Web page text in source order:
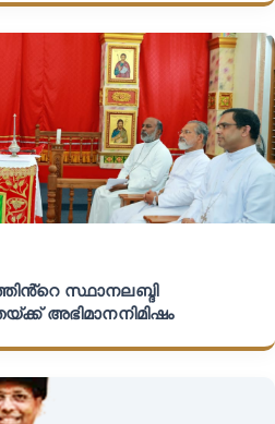
സ്ഥാനലബ്ദി
അഭിമാനനിമിഷം